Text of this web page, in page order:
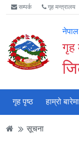
Accessibility
Mode
गर्नुहोस्
मुख्य
सामाग्री
मुख्य
नेभिगेसन
वेबसाइट
खोजमा
सम्पर्क गृह मन्त्रालय
गृह
गृह पृष्ठ हाम्रो बारेमा
सूचना